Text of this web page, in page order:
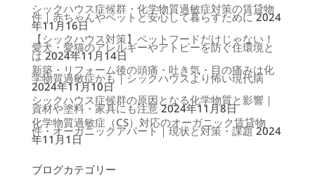
シックハウス症候群・化学物質過敏症対策の賃貸物
件｜赤ちゃんやペットと安心して暮らすために 2024
年11月16日
【シックハウス対策】ペットフードだけじゃない！
愛犬・愛猫のアレルギーやアトピーを防ぐ住環境と
は 2024年11月14日
新築・リフォーム後の頭痛・吐き気・目の痛みは化
学物質過敏症かも｜シックハウスより怖い現代病
2024年11月10日
シックハウス症候群の原因となる化学物質と影響｜
資材や塗料・家具にも注意 2024年11月8日
化学物質過敏症（CS）対応のオーガニック賃貸物
件・オーガニックアパート｜現状と対策・課題 2024
年11月1日
ブログカテゴリー